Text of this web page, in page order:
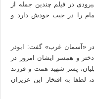
در فیلم چندین جمله از
را در جیب خودش دارد و
«آسمان غرب» گفت: ابوذر
و همسر ایشان امروز در
پسر شهید همت و فرزند
لطفا به افتخار این عزیزان